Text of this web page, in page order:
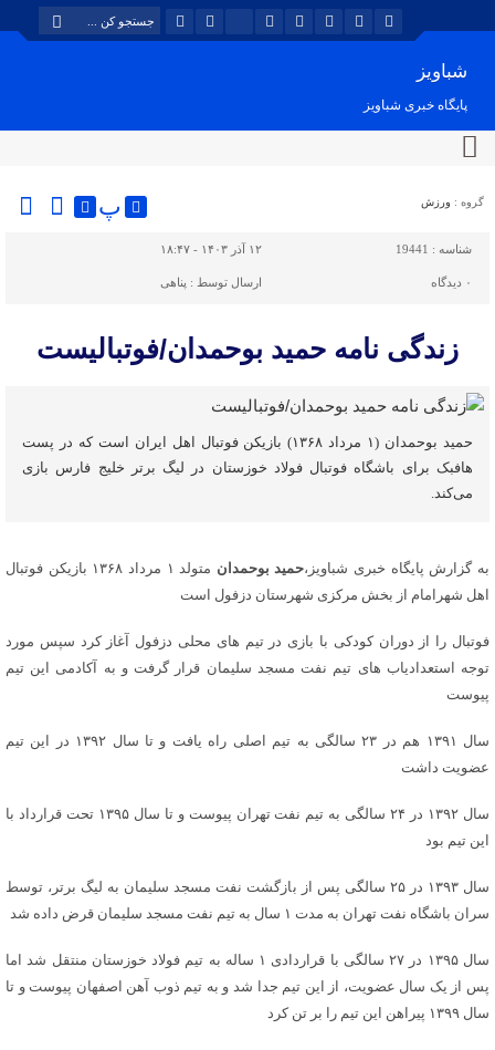
شباویز
پایگاه خبری شباویز
گروه : ورزش پ
شناسه : 19441 ۱۲ آذر ۱۴۰۳ - ۱۸:۴۷
۰ دیدگاه ارسال توسط : پناهی
زندگی نامه حمید بوحمدان/فوتبالیست
حمید بوحمدان (۱ مرداد ۱۳۶۸) بازیکن فوتبال اهل ایران است که در پست
هافبک برای باشگاه فوتبال فولاد خوزستان در لیگ برتر خلیج فارس بازی
می‌کند.
به گزارش پایگاه خبری شباویز،حمید بوحمدان
متولد ۱ مرداد ۱۳۶۸ بازیکن فوتبال
اهل شهرامام از بخش مرکزی شهرستان دزفول است
فوتبال را از دوران کودکی با بازی در تیم های محلی دزفول آغاز کرد سپس مورد
توجه استعدادیاب های تیم نفت مسجد سلیمان قرار گرفت و به آکادمی این تیم
پیوست
سال ۱۳۹۱ هم در ۲۳ سالگی به تیم اصلی راه یافت و تا سال ۱۳۹۲ در این تیم
عضویت داشت
سال ۱۳۹۲ در ۲۴ سالگی به تیم نفت تهران پیوست و تا سال ۱۳۹۵ تحت قرارداد با
این تیم بود
سال ۱۳۹۳ در ۲۵ سالگی پس از بازگشت نفت مسجد سلیمان به لیگ برتر، توسط
سران باشگاه نفت تهران به مدت ۱ سال به تیم نفت مسجد سلیمان قرض داده شد
سال ۱۳۹۵ در ۲۷ سالگی با قراردادی ۱ ساله به تیم فولاد خوزستان منتقل شد اما
پس از یک سال عضویت، از این تیم جدا شد و به تیم ذوب آهن اصفهان پیوست و تا
سال ۱۳۹۹ پیراهن این تیم را بر تن کرد